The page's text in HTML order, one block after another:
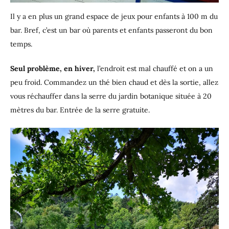
Il y a en plus un grand espace de jeux pour enfants à 100 m du
bar. Bref, c’est un bar où parents et enfants passeront du bon
temps.
Seul problème, en hiver, l’endroit est mal chauffé et on a un
peu froid. Commandez un thé bien chaud et dès la sortie, allez
vous réchauffer dans la serre du jardin botanique située à 20
mètres du bar. Entrée de la serre gratuite.